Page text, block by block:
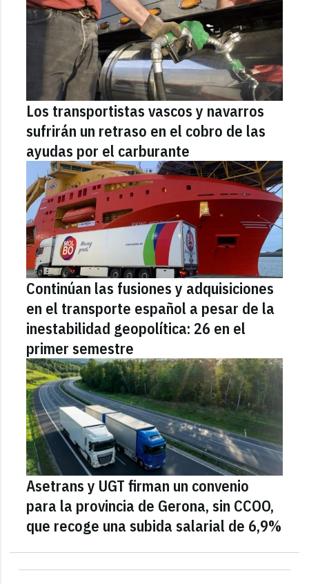
Los transportistas vascos y navarros
sufrirán un retraso en el cobro de las
ayudas por el carburante
Continúan las fusiones y adquisiciones
en el transporte español a pesar de la
inestabilidad geopolítica: 26 en el
primer semestre
Asetrans y UGT firman un convenio
para la provincia de Gerona, sin CCOO,
que recoge una subida salarial de 6,9%